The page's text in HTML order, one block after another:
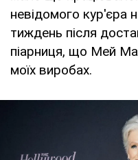
невідомого кур'єра
тиждень після
піарниця, що Мей
моїх виробах.